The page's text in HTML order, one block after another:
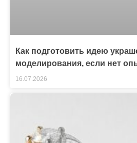
Как подготовить идею
моделирования, если нет
16.07.2026